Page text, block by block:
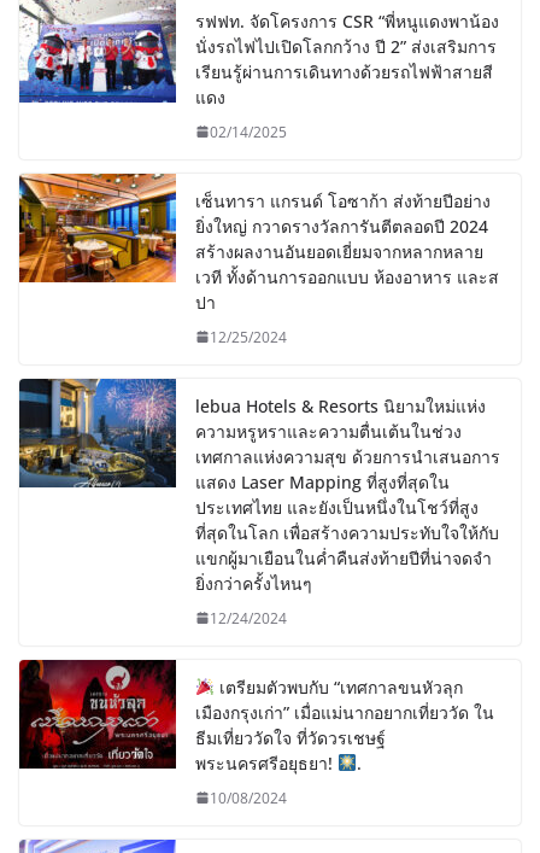
รฟฟท. จัดโครงการ CSR “พี่หนูแดงพาน้อง
นั่งรถไฟไปเปิดโลกกว้าง ปี 2” ส่งเสริมการ
เรียนรู้ผ่านการเดินทางด้วยรถไฟฟ้าสายสี
แดง
02/14/2025
เซ็นทารา แกรนด์ โอซาก้า ส่งท้ายปีอย่าง
ยิ่งใหญ่ กวาดรางวัลการันตีตลอดปี 2024
สร้างผลงานอันยอดเยี่ยมจากหลากหลาย
เวที ทั้งด้านการออกแบบ ห้องอาหาร และส
ปา
12/25/2024
lebua Hotels & Resorts นิยามใหม่แห่ง
ความหรูหราและความตื่นเต้นในช่วง
เทศกาลแห่งความสุข ด้วยการนำเสนอการ
แสดง Laser Mapping ที่สูงที่สุดใน
ประเทศไทย และยังเป็นหนึ่งในโชว์ที่สูง
ที่สุดในโลก เพื่อสร้างความประทับใจให้กับ
แขกผู้มาเยือนในค่ำคืนส่งท้ายปีที่น่าจดจำ
ยิ่งกว่าครั้งไหนๆ
12/24/2024
เตรียมตัวพบกับ “เทศกาลขนหัวลุก
เมืองกรุงเก่า” เมื่อแม่นากอยากเที่ยววัด ใน
ธีมเที่ยววัดใจ ที่วัดวรเชษฐ์
พระนครศรีอยุธยา!
.
10/08/2024